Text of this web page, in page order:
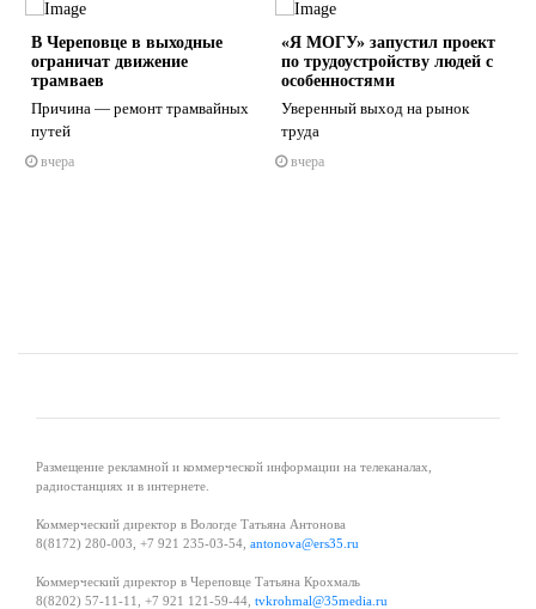
В Череповце в выходные
ограничат движение
трамваев
Причина — ремонт трамвайных
путей
вчера
«Я МОГУ» запустил проект
по трудоустройству людей с
особенностями
Уверенный выход на рынок
труда
вчера
Размещение рекламной и коммерческой информации на телеканалах,
радиостанциях и в интернете.
Коммерческий директор в Вологде Татьяна Антонова
8(8172) 280-003, +7 921 235-03-54, antonova@ers35.ru
Коммерческий директор в Череповце Татьяна Крохмаль
8(8202) 57-11-11, +7 921 121-59-44, tvkrohmal@35media.ru